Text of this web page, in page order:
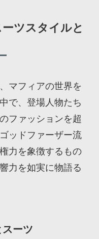
ツスタイルと
マフィアの世界を
で、登場人物たち
ファッションを超
ッドファーザー流
力を象徴するもの
力を如実に物語る
ーツ